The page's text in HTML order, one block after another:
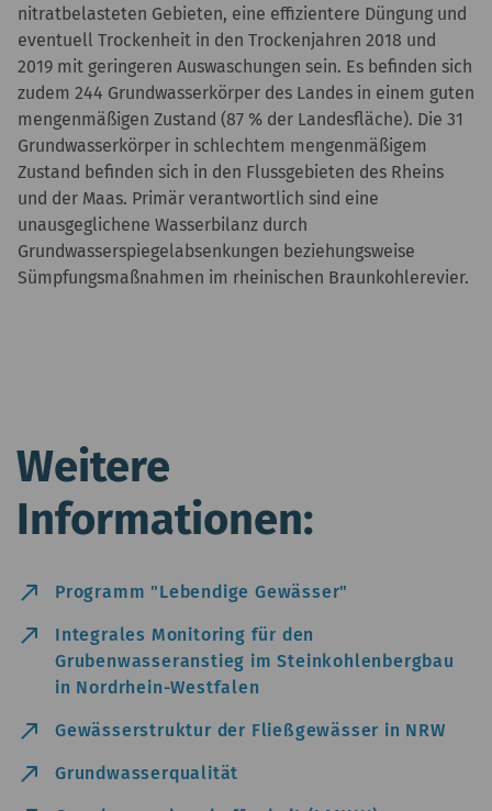
nitratbelasteten Gebieten, eine effizientere Düngung und
eventuell Trockenheit in den Trockenjahren 2018 und
2019 mit geringeren Auswaschungen sein. Es befinden sich
zudem 244 Grundwasserkörper des Landes in einem guten
mengenmäßigen Zustand (87 % der Landesfläche). Die 31
Grundwasserkörper in schlechtem mengenmäßigem
Zustand befinden sich in den Flussgebieten des Rheins
und der Maas. Primär verantwortlich sind eine
unausgeglichene Wasserbilanz durch
Grundwasserspiegelabsenkungen beziehungsweise
Sümpfungsmaßnahmen im rheinischen Braunkohlerevier.
Weitere
Informationen:
north_east Programm "Lebendige Gewässer"
north_east
Integrales Monitoring für den
Grubenwasseranstieg im Steinkohlenbergbau
in Nordrhein-Westfalen
north_east Gewässerstruktur der Fließgewässer in NRW
north_east Grundwasserqualität